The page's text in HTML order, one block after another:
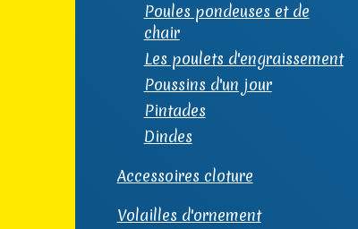
Poules pondeuses et de
chair
Les poulets d'engraissement
Poussins d'un jour
Pintades
Dindes
Accessoires cloture
Volailles d'ornement